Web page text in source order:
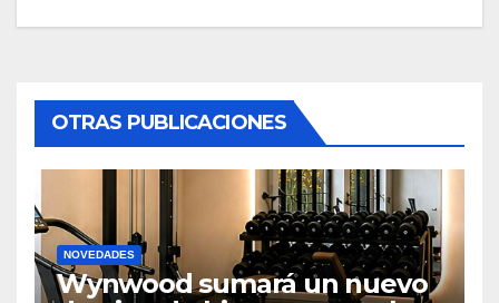
OTRAS PUBLICACIONES
NOVEDADES
Wynwood sumará un nuevo